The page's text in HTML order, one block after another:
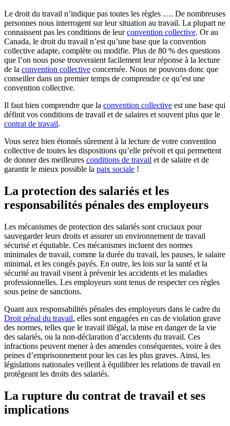
Le droit du travail n’indique pas toutes les règles …. De nombreuses
personnes nous interrogent sur leur situation au travail. La plupart ne
connaissent pas les conditions de leurconvention collective. Or au
Canada, le droit du travail n’est qu’une base que la convention
collective adapte, complète ou modifie. Plus de 80 % des questions
que l’on nous pose trouveraient facilement leur réponse à la lecture
de la convention collective concernée. Nous ne pouvons donc que
conseiller dans un premier temps de comprendre ce qu’est une
convention collective.
Il faut bien comprendre que la convention collective est une base qui
définit vos conditions de travail et de salaires et souvent plus que le
contrat de travail.
Vous serez bien étonnés sûrement à la lecture de votre convention
collective de toutes les dispositions qu’elle prévoit et qui permettent
de donner des meilleures conditions de travail et de salaire et de
garantir le mieux possible la paix sociale !
La protection des salariés et les
responsabilités pénales des employeurs
Les mécanismes de protection des salariés sont cruciaux pour
sauvegarder leurs droits et assurer un environnement de travail
sécurisé et équitable. Ces mécanismes incluent des normes
minimales de travail, comme la durée du travail, les pauses, le salaire
minimal, et les congés payés. En outre, les lois sur la santé et la
sécurité au travail visent à prévenir les accidents et les maladies
professionnelles. Les employeurs sont tenus de respecter ces règles
sous peine de sanctions.
Quant aux responsabilités pénales des employeurs dans le cadre du
Droit pénal du travail, elles sont engagées en cas de violation grave
des normes, telles que le travail illégal, la mise en danger de la vie
des salariés, ou la non-déclaration d’accidents du travail. Ces
infractions peuvent mener à des amendes conséquentes, voire à des
peines d’emprisonnement pour les cas les plus graves. Ainsi, les
législations nationales veillent à équilibrer les relations de travail en
protégeant les droits des salariés.
La rupture du contrat de travail et ses
implications